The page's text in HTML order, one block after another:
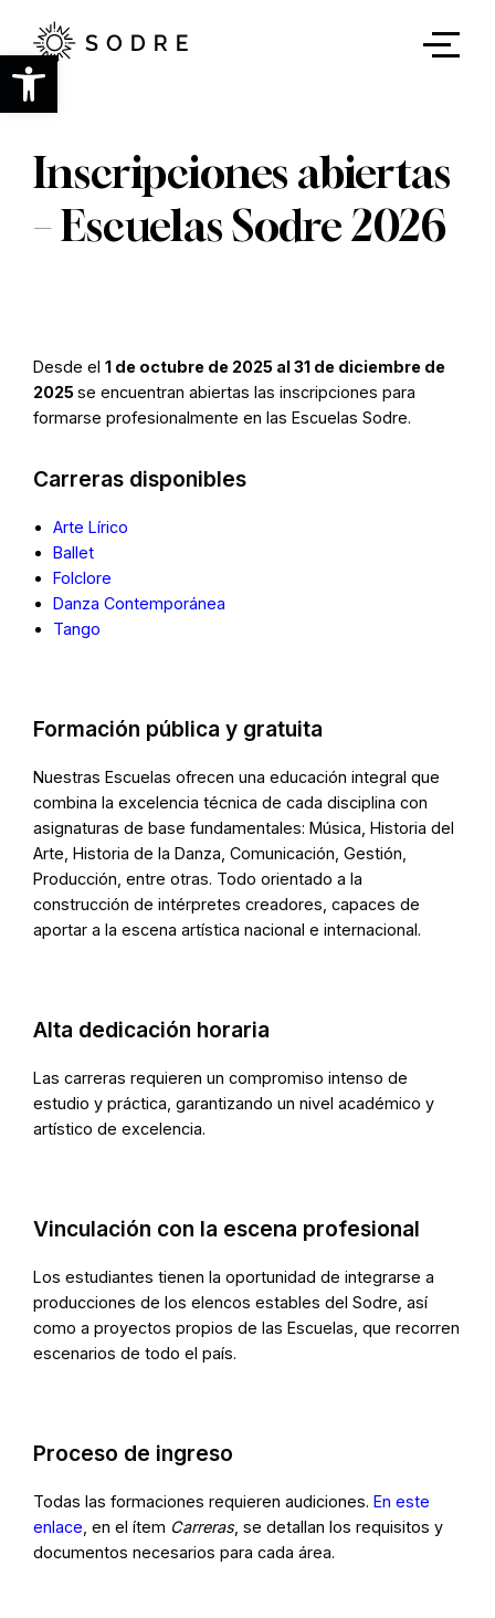
Abrir barra de herramientas
contenido
principal
Inscripciones abiertas
– Escuelas Sodre 2026
Desde el 1 de octubre de 2025 al 31 de diciembre de
2025se encuentran abiertas las inscripciones para
formarse profesionalmente en las Escuelas Sodre.
Carreras disponibles
Arte Lírico
Ballet
Folclore
Danza Contemporánea
Tango
Formación pública y gratuita
Nuestras Escuelas ofrecen una educación integral que
combina la excelencia técnica de cada disciplina con
asignaturas de base fundamentales: Música, Historia del
Arte, Historia de la Danza, Comunicación, Gestión,
Producción, entre otras. Todo orientado a la
construcción de intérpretes creadores, capaces de
aportar a la escena artística nacional e internacional.
Alta dedicación horaria
Las carreras requieren un compromiso intenso de
estudio y práctica, garantizando un nivel académico y
artístico de excelencia.
Vinculación con la escena profesional
Los estudiantes tienen la oportunidad de integrarse a
producciones de los elencos estables del Sodre, así
como a proyectos propios de las Escuelas, que recorren
escenarios de todo el país.
Proceso de ingreso
Todas las formaciones requieren audiciones. En este
enlace , en el ítem Carreras, se detallan los requisitos y
documentos necesarios para cada área.